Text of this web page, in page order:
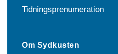
Tidningsprenumeration
Om Sydkusten